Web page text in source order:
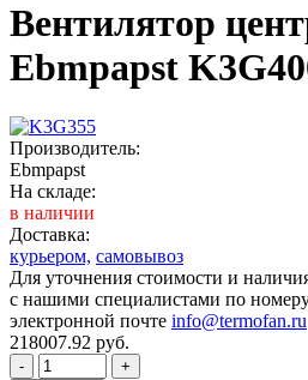
Вентилятор
Ebmpapst
Производитель:
Ebmpapst
На складе:
в наличии
Доставка:
курьером, самовывоз
Для уточнения стоимости и
с нашими специалистами по
электронной почте info@termofan.ru
218007.92 руб.
-
+